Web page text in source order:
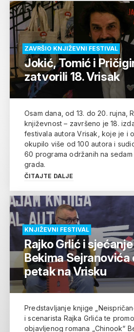
ZAVRŠIO KNJIŽEVNI FESTIVAL
Jokić, Tomić i
zatvorili 18. Vrisak
Osam dana, od 13. do 20. rujna,
književnost – završeno je 18.
festivala autora Vrisak, koje je i
okupilo više od 100 autora i
60 programa održanih na
grada.
ČITAJTE DALJE
KNJIŽEVNI FESTIVAL
Rajko Grlić i
Bekima Sejranovića
petak na Vrisku
Predstavljanje knjige
i scenarista Rajka Grlića te
objavljenog romana „Chinook“